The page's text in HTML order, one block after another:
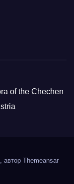
of the Chechen
автор Themeansar